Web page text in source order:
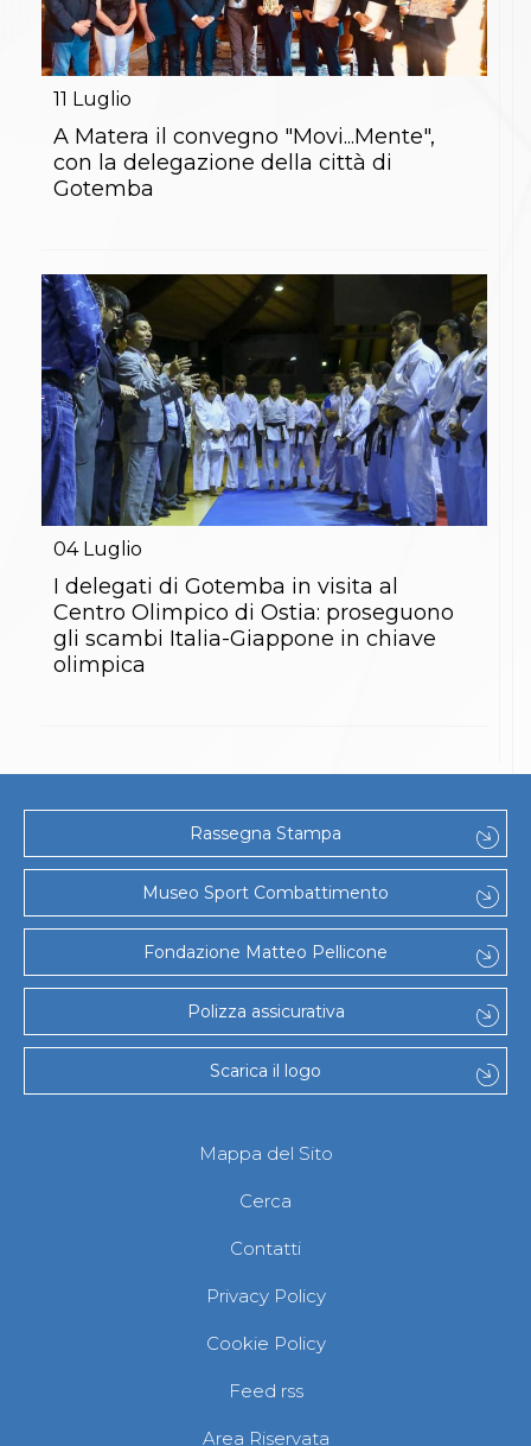
Documenti
11 Luglio
A Matera il convegno "Movi...Mente",
con la delegazione della città di
Gotemba
04 Luglio
I delegati di Gotemba in visita al
Centro Olimpico di Ostia: proseguono
gli scambi Italia-Giappone in chiave
olimpica
Rassegna Stampa
Museo Sport Combattimento
Fondazione Matteo Pellicone
Polizza assicurativa
Scarica il logo
Mappa del Sito
Cerca
Contatti
Privacy Policy
Cookie Policy
Feed rss
Area Riservata